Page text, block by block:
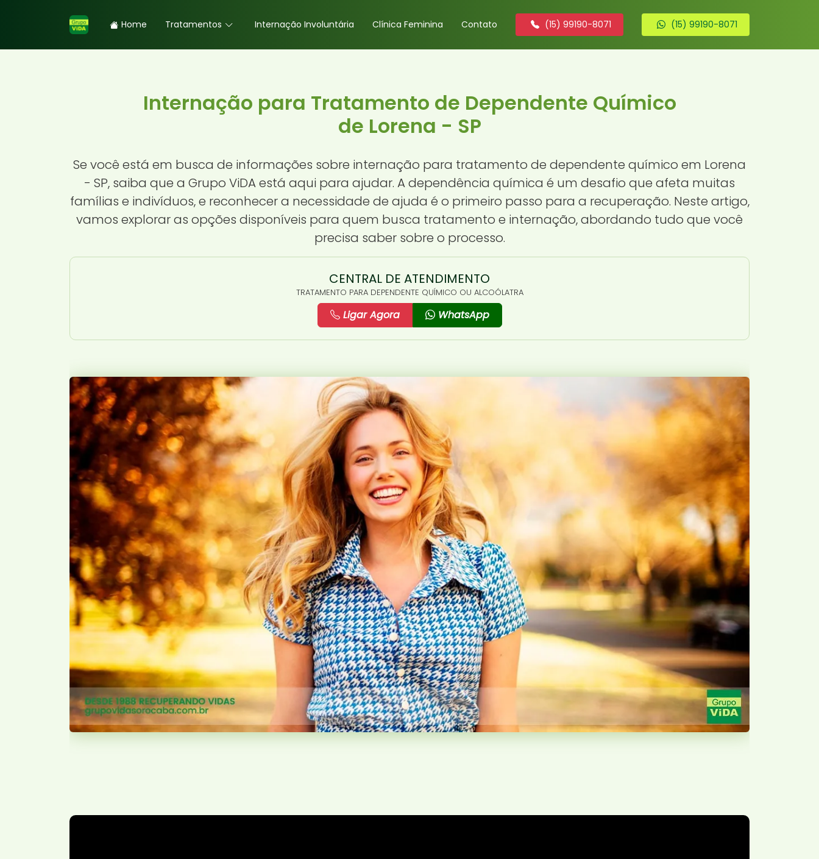
Home Tratamentos Internação Involuntária Clínica Feminina Contato (15) 99190-8071 (15) 99190-8071
Internação para Tratamento de Dependente Químico
de Lorena - SP
Se você está em busca de informações sobre internação para tratamento de dependente químico em Lorena
- SP, saiba que a Grupo ViDA está aqui para ajudar. A dependência química é um desafio que afeta muitas
famílias e indivíduos, e reconhecer a necessidade de ajuda é o primeiro passo para a recuperação. Neste artigo,
vamos explorar as opções disponíveis para quem busca tratamento e internação, abordando tudo que você
precisa saber sobre o processo.
CENTRAL DE ATENDIMENTO
TRATAMENTO PARA DEPENDENTE QUÍMICO OU ALCOÓLATRA
Ligar Agora WhatsApp